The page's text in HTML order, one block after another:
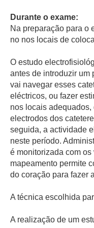
Durante o exame:
Na preparação para o
no nos locais de
O estudo
antes de introduzir um
vai navegar esses
eléctricos, ou fazer
nos locais
electrodos dos
seguida, a actividade
neste período.
é monitorizada com
mapeamento permite
do coração para fazer
A técnica escolhida
A realização de um